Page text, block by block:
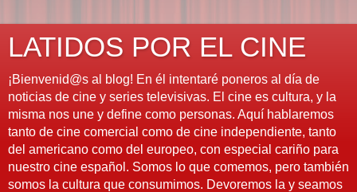
LATIDOS POR EL CINE
¡Bienvenid@s al blog! En él intentaré poneros al día de
noticias de cine y series televisivas. El cine es cultura, y la
misma nos une y define como personas. Aquí hablaremos
tanto de cine comercial como de cine independiente, tanto
del americano como del europeo, con especial cariño para
nuestro cine español. Somos lo que comemos, pero también
somos la cultura que consumimos. Devoremos la y seamos